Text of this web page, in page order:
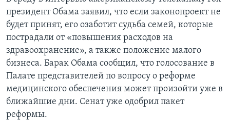
Learning English
Языки
президент Обама заявил, что если законопроект не
будет принят, его озаботит судьба семей, которые
пострадали от «повышения расходов на
здравоохранение», а также положение малого
бизнеса. Барак Обама сообщил, что голосование в
Палате представителей по вопросу о реформе
медицинского обеспечения может произойти уже в
ближайшие дни. Сенат уже одобрил пакет
реформы.